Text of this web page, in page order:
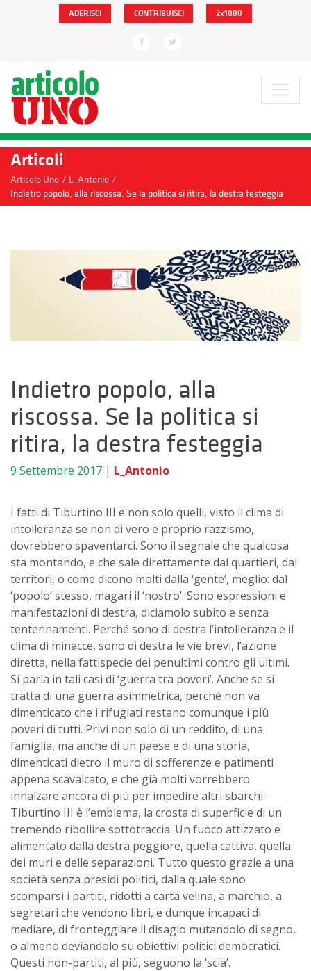
ADERISCI CONTRIBUISCI 2x1000
Articoli
Articolo Uno / L_Antonio /
Indietro popolo, alla riscossa. Se la politica si ritira, la destra festeggia
Indietro popolo, alla
riscossa. Se la politica si
ritira, la destra festeggia
9 Settembre 2017 | L_Antonio
I fatti di Tiburtino III e non solo quelli, visto il clima di
intolleranza se non di vero e proprio razzismo,
dovrebbero spaventarci. Sono il segnale che qualcosa
sta montando, e che sale direttamente dai quartieri, dai
territori, o come dicono molti dalla ‘gente’, meglio: dal
‘popolo’ stesso, magari il ‘nostro’. Sono espressioni e
manifestazioni di destra, diciamolo subito e senza
tentennamenti. Perché sono di destra l’intolleranza e il
clima di minacce, sono di destra le vie brevi, l’azione
diretta, nella fattispecie dei penultimi contro gli ultimi.
Si parla in tali casi di ‘guerra tra poveri’. Anche se si
tratta di una guerra asimmetrica, perché non va
dimenticato che i rifugiati restano comunque i più
poveri di tutti. Privi non solo di un reddito, di una
famiglia, ma anche di un paese e di una storia,
dimenticati dietro il muro di sofferenze e patimenti
appena scavalcato, e che già molti vorrebbero
innalzare ancora di più per impedire altri sbarchi.
Tiburtino III è l’emblema, la crosta di superficie di un
tremendo ribollire sottotraccia. Un fuoco attizzato e
alimentato dalla destra peggiore, quella cattiva, quella
dei muri e delle separazioni. Tutto questo grazie a una
società senza presidi politici, dalla quale sono
scomparsi i partiti, ridotti a carta velina, a marchio, a
segretari che vendono libri, e dunque incapaci di
mediare, di fronteggiare il disagio mutandolo di segno,
o almeno deviandolo su obiettivi politici democratici.
Questi non-partiti, al più, seguono la ‘scia’.